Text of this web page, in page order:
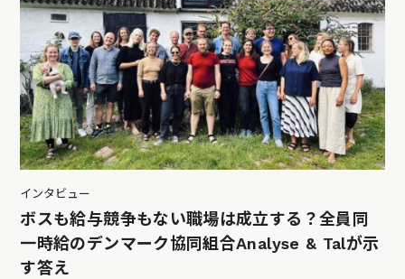
インタビュー
ボスも給与競争もない職場は成立する？全員同
一時給のデンマーク協同組合Analyse & Talが示
す答え